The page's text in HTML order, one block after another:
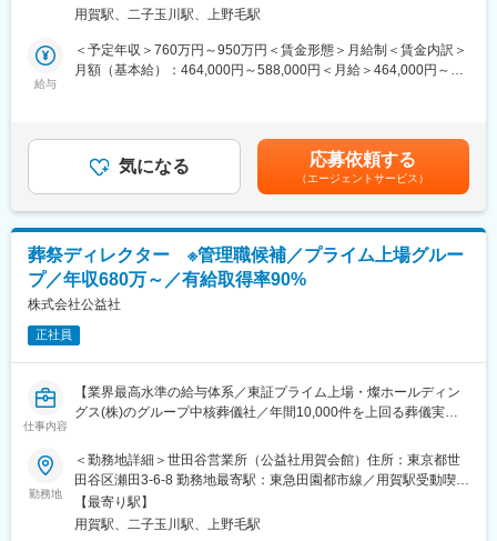
・代表の田中社長は、「採用・育成について」日経ビジネスでイ
ンタビュー特集を組まれるほど、採用に熱量と知見を持っている
経営者です。しっかりとした人事制度・評価制度を構築してお
り、採用を重要視している経営者の元で仕事ができます。
■キャリアアップ：
・採用戦略の策定（ターゲット設計、母集団形成、選考プロセス
・人材育成・評価制度など、人事全般への関与
現在は経営陣が採用戦略の設計を担っている状況ですが、実行を
通じて理解を深めながら、徐々に戦略立案にも携わっていただく
ことを期待しています。
■組織構成：
現在人材開発室長下、採用担当者が1名おります。
変更の範囲：会社の定める業務
葬儀相談や既存顧客フォローを担うコンタクトセンターにて、運
営全体の管理と改善を主導します。
KPI設計から組織運営までを担い、顧客体験と業務効率の両立を支
・業務フローや運用ルールの分析および改善施策の企画・実行
・KPI（応答率、一次解決率、満足度等）の設計と運用定着
・稼働や計数の管理、レポーティングと改善サイクルの推進
・人員計画、組織体制構築、タスク管理、予算管理
<仕事の広がり・深さについて>
インハウス運営に加え委託先も含めた管理に関与し、既存の枠を
見直しながら最適な体制を構築します。
運用改善にとどまらず、アウトバウンド機能の整備や体制設計な
ど上流工程まで担います。
■組織構成：
派遣社員を含む20名ほどのメンバーが在籍しています。
迎されます。
部門横断の連携も多く、全体最適を意識した運営を行っていま
す。
用賀駅、二子玉川駅、上野毛駅
給与
＜予定年収＞760万円～950万円＜賃金形態＞月給制＜賃金内訳＞
月額（基本給）：464,000円～588,000円＜月給＞464,000円～
210万円～250万円賃金はあくまでも目安の金額であり、選考を通
じて上下する可能性があります。月給(月額)は固定手当を含めた表
記です。
気になる 応募依頼する
（エージェントサービス）
葬祭ディレクター ※管理職候補／プライム上場グルー
プ／年収680万～／有給取得率90%
株式会社公益社
正社員
仕事内容
【業界最高水準の給与体系／東証プライム上場・燦ホールディン
グス(株)のグループ中核葬儀社／年間10,000件を上回る葬儀実績
東証プライム上場グループ企業で、93年以上の歴史をもつ葬祭
業。
葬業界最大手企業が管理職および管理職候補を募集。
葬祭経験者優遇。または他の業種でのマネジメント経験者歓迎い
勤務地
＜勤務地詳細＞世田谷営業所（公益社用賀会館）住所：東京都世
田谷区瀬田3-6-8 勤務地最寄駅：東急田園都市線／用賀駅受動喫煙
対策：屋内全面禁煙変更の範囲：会社の定める事業所
【最寄り駅】
用賀駅、二子玉川駅、上野毛駅